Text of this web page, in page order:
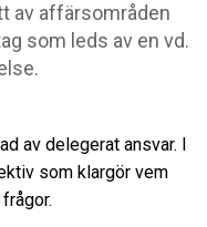
av affärsområden
som leds av en vd.
av delegerat ansvar. I
som klargör vem